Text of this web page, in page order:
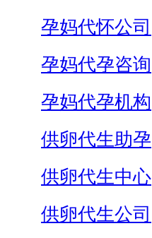
孕妈代怀公司
孕妈代孕咨询
孕妈代孕机构
供卵代生助孕
供卵代生中心
供卵代生公司